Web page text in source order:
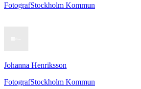
FotografStockholm Kommun
Johanna Henriksson
FotografStockholm Kommun